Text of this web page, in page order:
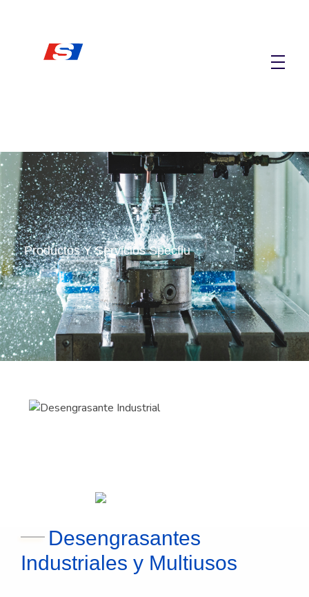
Productos Y Servicios Specflu
Desengrasantes
Industriales y Multiusos